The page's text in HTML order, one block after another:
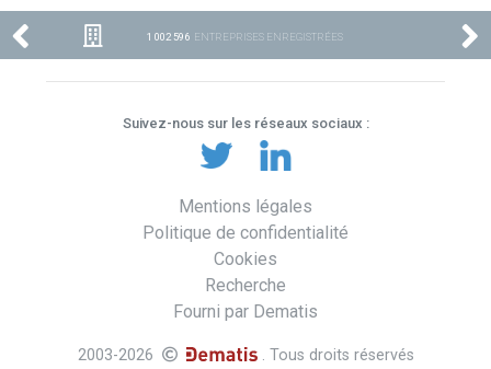
1 002 596 ENTREPRISES ENREGISTRÉES
Suivez-nous sur les réseaux sociaux :
Mentions légales
Politique de confidentialité
Cookies
Recherche
Fourni par Dematis
2003-2026 . Tous droits réservés